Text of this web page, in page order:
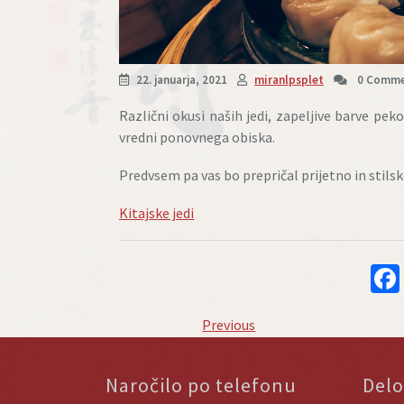
22. januarja, 2021 miranlpsplet 0
Različni okusi naših jedi, zapeljive barve
vredni ponovnega obiska.
Predvsem pa vas bo prepričal prijetno in
Kitajske jedi
Navigacija
Previous
Previous
Naročilo po telefonu